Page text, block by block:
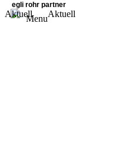
egli rohr partner
Menu
Aktuell Aktuell